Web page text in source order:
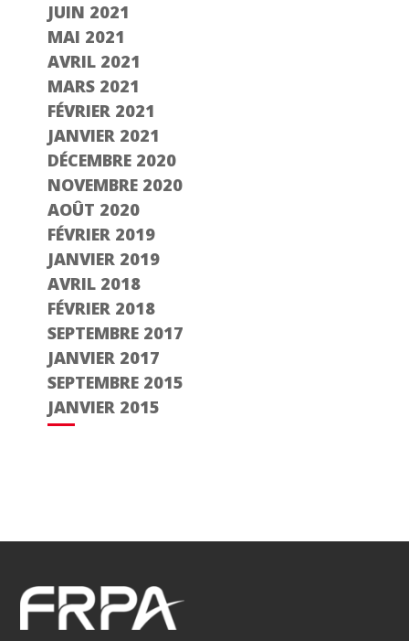
JUIN 2021
MAI 2021
AVRIL 2021
MARS 2021
FÉVRIER 2021
JANVIER 2021
DÉCEMBRE 2020
NOVEMBRE 2020
AOÛT 2020
FÉVRIER 2019
JANVIER 2019
AVRIL 2018
FÉVRIER 2018
SEPTEMBRE 2017
JANVIER 2017
SEPTEMBRE 2015
JANVIER 2015